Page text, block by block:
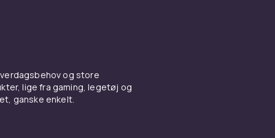
og store
lige fra gaming, legetøj og
ganske enkelt.